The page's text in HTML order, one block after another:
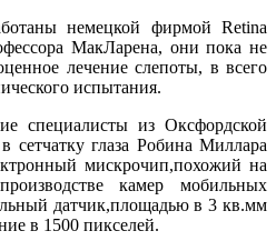
немецкой фирмой Retina
МакЛарена, они пока не
лечение слепоты, в всего
испытания.
специалисты из Оксфордской
сетчатку глаза Робина Миллара
мискрочип,похожий на
камер мобильных
датчик,площадью в 3 кв.мм
в 1500 пикселей.